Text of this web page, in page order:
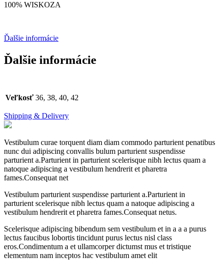
100% WISKOZA
Ďalšie informácie
Ďalšie informácie
Veľkosť 36, 38, 40, 42
Shipping & Delivery
Vestibulum curae torquent diam diam commodo parturient penatibus
nunc dui adipiscing convallis bulum parturient suspendisse
parturient a.Parturient in parturient scelerisque nibh lectus quam a
natoque adipiscing a vestibulum hendrerit et pharetra
fames.Consequat net
Vestibulum parturient suspendisse parturient a.Parturient in
parturient scelerisque nibh lectus quam a natoque adipiscing a
vestibulum hendrerit et pharetra fames.Consequat netus.
Scelerisque adipiscing bibendum sem vestibulum et in a a a purus
lectus faucibus lobortis tincidunt purus lectus nisl class
eros.Condimentum a et ullamcorper dictumst mus et tristique
elementum nam inceptos hac vestibulum amet elit